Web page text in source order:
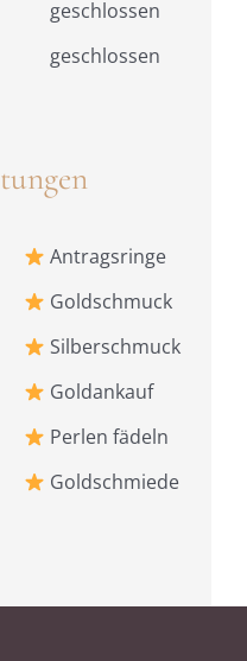
geschlossen
geschlossen
Antragsringe
Goldschmuck
Silberschmuck
Goldankauf
Perlen fädeln
Goldschmiede